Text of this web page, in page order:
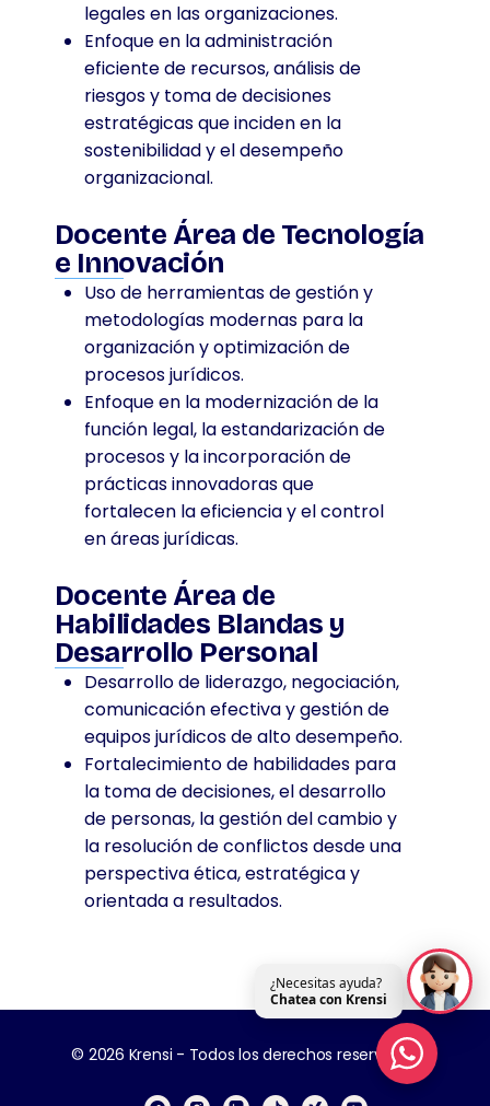
legales en las organizaciones.
Enfoque en la administración
eficiente de recursos, análisis de
riesgos y toma de decisiones
estratégicas que inciden en la
sostenibilidad y el desempeño
organizacional.
Docente Área de Tecnología
e Innovación
Uso de herramientas de gestión y
metodologías modernas para la
organización y optimización de
procesos jurídicos.
Enfoque en la modernización de la
función legal, la estandarización de
procesos y la incorporación de
prácticas innovadoras que
fortalecen la eficiencia y el control
en áreas jurídicas.
Docente Área de
Habilidades Blandas y
Desarrollo Personal
Desarrollo de liderazgo, negociación,
comunicación efectiva y gestión de
equipos jurídicos de alto desempeño.
Fortalecimiento de habilidades para
la toma de decisiones, el desarrollo
de personas, la gestión del cambio y
la resolución de conflictos desde una
perspectiva ética, estratégica y
orientada a resultados.
© 2026 Krensi - Todos los derechos reservados
¿Necesitas ayuda?
Chatea con Krensi